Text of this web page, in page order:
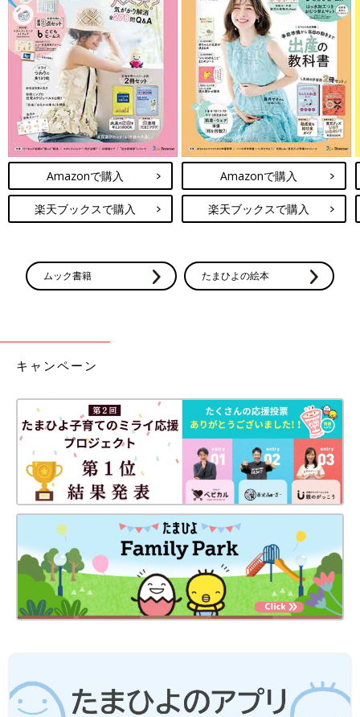
Amazonで購入
楽天ブックスで購入
Amazonで購入
楽天ブックスで購入
ムック書籍 たまひよの絵本
キャンペーン